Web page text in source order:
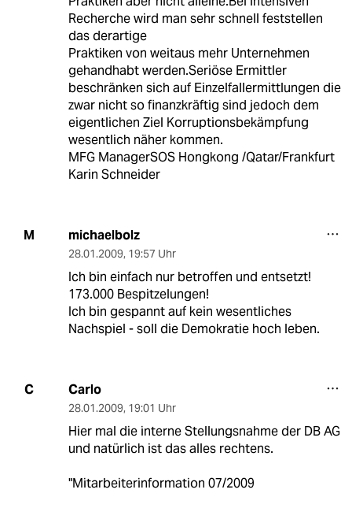
Recherche wird man sehr schnell feststellen
das derartige
Praktiken von weitaus mehr Unternehmen
gehandhabt werden.Seriöse Ermittler
beschränken sich auf Einzelfallermittlungen die
zwar nicht so finanzkräftig sind jedoch dem
eigentlichen Ziel Korruptionsbekämpfung
wesentlich näher kommen.
MFG ManagerSOS Hongkong /Qatar/Frankfurt
Karin Schneider
M michaelbolz
28.01.2009, 19:57 Uhr
Ich bin einfach nur betroffen und entsetzt!
173.000 Bespitzelungen!
Ich bin gespannt auf kein wesentliches
Nachspiel - soll die Demokratie hoch leben.
C Carlo
28.01.2009, 19:01 Uhr
Hier mal die interne Stellungsnahme der DB AG
und natürlich ist das alles rechtens.
"Mitarbeiterinformation 07/2009